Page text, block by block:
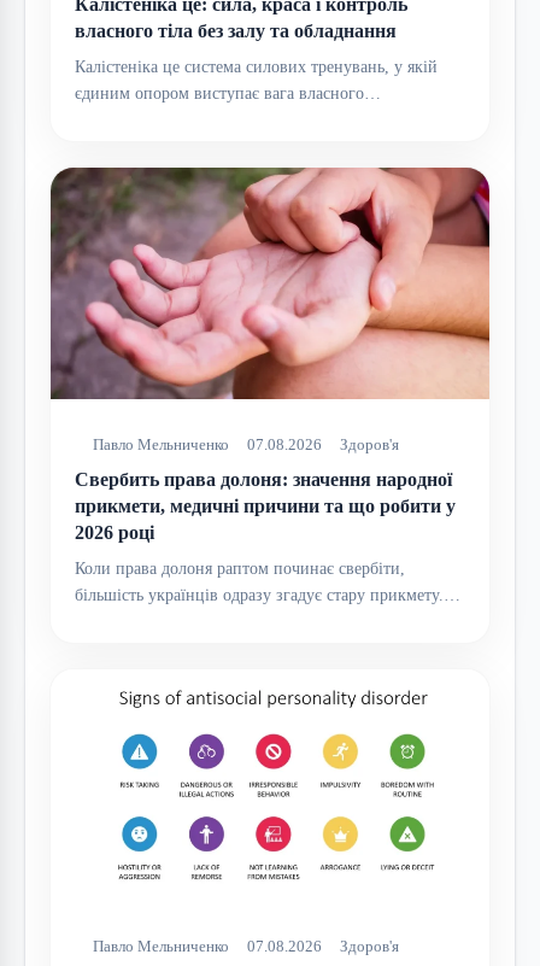
Калістеніка це: сила, краса і контроль
власного тіла без залу та обладнання
Калістеніка це система силових тренувань, у якій
єдиним опором виступає вага власного…
Павло Мельниченко 07.08.2026 Здоров'я
Свербить права долоня: значення народної
прикмети, медичні причини та що робити у
2026 році
Коли права долоня раптом починає свербіти,
більшість українців одразу згадує стару прикмету.…
Павло Мельниченко 07.08.2026 Здоров'я